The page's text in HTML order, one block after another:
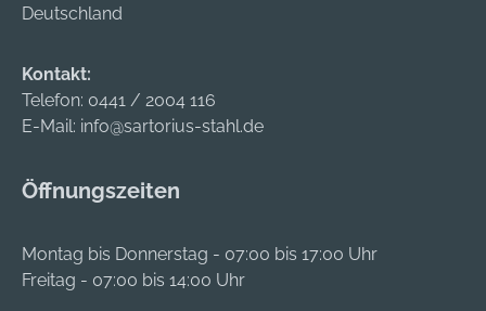
Deutschland
Kontakt:
Telefon: 0441 / 2004 116
E-Mail: info@sartorius-stahl.de
Öffnungszeiten
Montag bis Donnerstag - 07:00 bis 17:00 Uhr
Freitag - 07:00 bis 14:00 Uhr